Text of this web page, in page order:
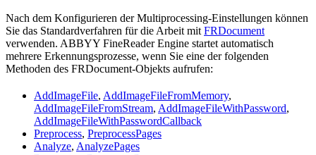
Nach dem Konfigurieren der Multiprocessing-Einstellungen können
Sie das Standardverfahren für die Arbeit mitFRDocument
verwenden. ABBYY FineReader Engine startet automatisch
mehrere Erkennungsprozesse, wenn Sie eine der folgenden
Methoden des FRDocument-Objekts aufrufen:
AddImageFile, AddImageFileFromMemory,
AddImageFileFromStream, AddImageFileWithPassword,
AddImageFileWithPasswordCallback
Preprocess, PreprocessPages
Analyze, AnalyzePages